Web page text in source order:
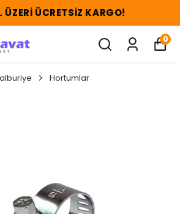
ÜCRETSIZ KARGO!
0
Hortumlar